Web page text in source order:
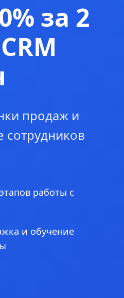
за 2
продаж и
работы с
и обучение